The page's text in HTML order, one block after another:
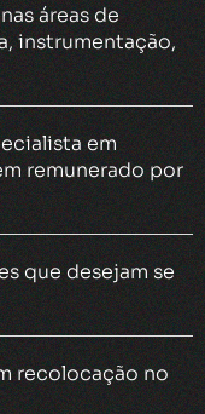
áreas de
instrumentação,
em
remunerado por
que desejam se
recolocação no